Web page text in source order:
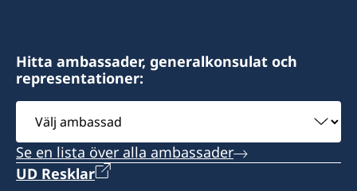
Sveriges honorärkonsulat i Port Vila
Govant Building
Lini Highway
Port Vila
Vanuatu
Öppettider: Enligt överenskommelse
Hitta ambassader, generalkonsulat och
representationer:
Välj
ambassad
Se en lista över alla ambassader
UD Resklar